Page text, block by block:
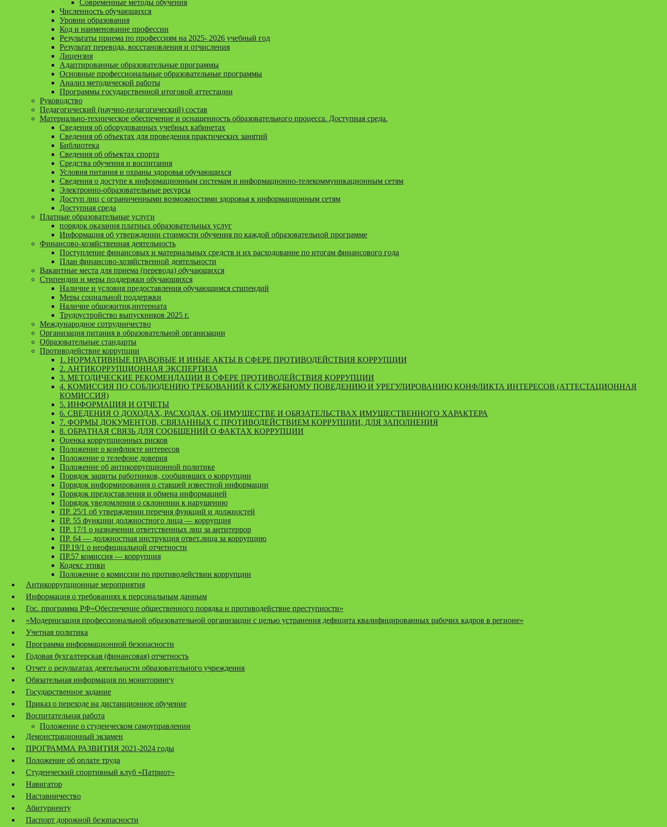
Современные методы обучения
Численность обучающихся
Уровни образования
Код и наименование профессии
Результаты приема по профессиям на 2025- 2026 учебный год
Результат перевода, восстановления и отчисления
Лицензия
Адаптированные образовательные программы
Основные профессиональные образовательные программы
Анализ методической работы
Программы государственной итоговой аттестации
Руководство
Педагогический (научно-педагогический) состав
Материально-техническое обеспечение и оснащенность образовательного процесса. Доступная среда.
Сведения об оборудованных учебных кабинетах
Сведения об объектах для проведения практических занятий
Библиотека
Сведения об объектах спорта
Средства обучения и воспитания
Условия питания и охраны здоровья обучающихся
Сведения о доступе к информационным системам и информационно-телекоммуникационным сетям
Электронно-образовательные ресурсы
Доступ лиц с ограниченными возможностями здоровья к информационным сетям
Доступная среда
Платные образовательные услуги
порядок оказания платных образовательных услуг
Информация об утверждении стоимости обучения по каждой образовательной программе
Финансово-хозяйственная деятельность
Поступление финансовых и материальных средств и их расходование по итогам финансового года
План финансово-хозяйственной деятельности
Вакантные места для приема (перевода) обучающихся
Стипендии и меры поддержки обучающихся
Наличие и условия предоставления обучающимся стипендий
Меры социальной поддержки
Наличие общежития,интерната
Трудоустройство выпускников 2025 г.
Международное сотрудничество
Организация питания в образовательной организации
Образовательные стандарты
Противодействие коррупции
1. НОРМАТИВНЫЕ ПРАВОВЫЕ И ИНЫЕ АКТЫ В СФЕРЕ ПРОТИВОДЕЙСТВИЯ КОРРУПЦИИ
2. АНТИКОРРУПЦИОННАЯ ЭКСПЕРТИЗА
3. МЕТОДИЧЕСКИЕ РЕКОМЕНДАЦИИ В СФЕРЕ ПРОТИВОДЕЙСТВИЯ КОРРУПЦИИ
4. КОМИССИЯ ПО СОБЛЮДЕНИЮ ТРЕБОВАНИЙ К СЛУЖЕБНОМУ ПОВЕДЕНИЮ И УРЕГУЛИРОВАНИЮ КОНФЛИКТА ИНТЕРЕСОВ (АТТЕСТАЦИОННАЯ
КОМИССИЯ)
5. ИНФОРМАЦИЯ И ОТЧЕТЫ
6. СВЕДЕНИЯ О ДОХОДАХ, РАСХОДАХ, ОБ ИМУЩЕСТВЕ И ОБЯЗАТЕЛЬСТВАХ ИМУЩЕСТВЕННОГО ХАРАКТЕРА
7. ФОРМЫ ДОКУМЕНТОВ, СВЯЗАННЫХ С ПРОТИВОДЕЙСТВИЕМ КОРРУПЦИИ, ДЛЯ ЗАПОЛНЕНИЯ
8. ОБРАТНАЯ СВЯЗЬ ДЛЯ СООБЩЕНИЙ О ФАКТАХ КОРРУПЦИИ
Оценка коррупционных рисков
Положение о конфликте интересов
Положение о телефоне доверия
Положение об антикоррупционной политике
Порядок защиты работников, сообщивших о коррупции
Порядок информирования о ставшей известной информации
Порядок предоставления и обмена информацией
Порядок уведомления о склонении к нарушению
ПР. 25/1 об утверждении перечня функций и должностей
ПР. 55 функции должностного лица — коррупция
ПР. 17/1 о назначении ответственных лиц за антитеррор
ПР. 64 — должностная инструкция ответ.лица за коррупцию
ПР.19/1 о неофициальной отчетности
ПР.57 комиссия — коррупция
Кодекс этики
Положение о комиссии по противодействии коррупции
Антикоррупционные мероприятия
Информация о требованиях к персональным данным
Гос. программа РФ«Обеспечение общественного порядка и противодействие преступности»
«Модернизация профессиональной образовательной организации с целью устранения дефицита квалифицированных рабочих кадров в регионе»
Учетная политика
Программа информационной безопасности
Годовая бухгалтерская (финансовая) отчетность
Отчет о результатах деятельности образовательного учреждения
Обязательная информация по мониторингу
Государственное задание
Приказ о переходе на дистанционное обучение
Воспитательная работа
Положение о студенческом самоуправлении
Демонстрационный экзамен
ПРОГРАММА РАЗВИТИЯ 2021-2024 годы
Положение об оплате труда
Студенческий спортивный клуб «Патриот»
Навигатор
Наставничество
Абитуриенту
Паспорт дорожной безопасности